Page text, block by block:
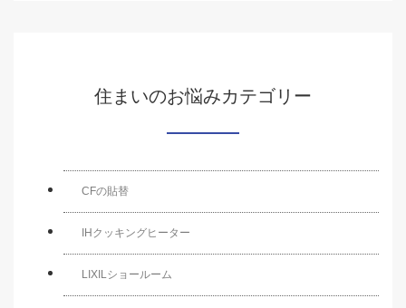
住まいのお悩みカテゴリー
CFの貼替
IHクッキングヒーター
LIXILショールーム